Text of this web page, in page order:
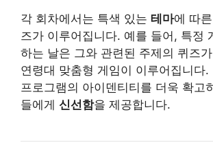
각 회차에서는 특색 있는 테마에 따
즈가 이루어집니다. 예를 들어, 특정
하는 날은 그와 관련된 주제의 퀴즈
연령대 맞춤형 게임이 이루어집니다.
프로그램의 아이덴티티를 더욱 확고
들에게 신선함을 제공합니다.